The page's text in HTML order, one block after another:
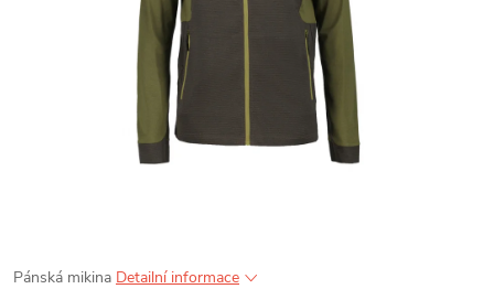
Pánská mikina Detailní informace